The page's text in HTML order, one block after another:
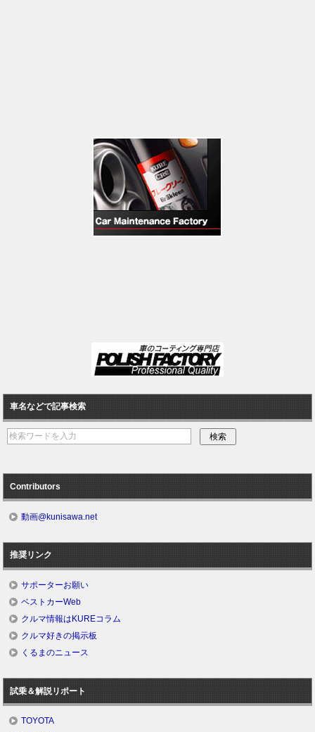
車名などで記事検索
Contributors
動画@kunisawa.net
推奨リンク
サポーターお願い
ベストカーWeb
クルマ情報はKUREコラム
クルマ好きの掲示板
くるまのニュース
試乗＆解説リポート
TOYOTA